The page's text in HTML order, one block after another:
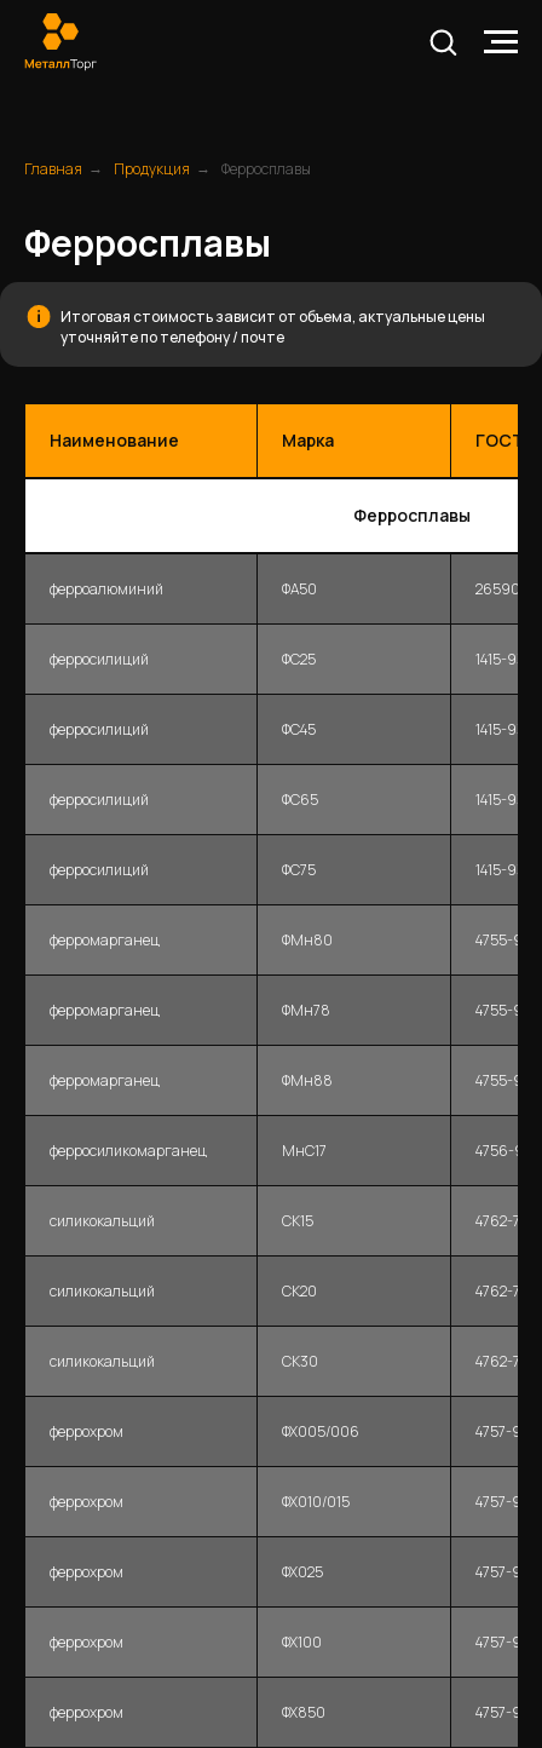
Главная → Продукция → Ферросплавы
Ферросплавы
Итоговая стоимость зависит от объема, актуальные цены
уточняйте по телефону / почте
Наименование Марка ГОСТ
Ферросплавы
ферроалюминий ФА50 26590-
ферросилиций ФС25 1415-93
ферросилиций ФС45 1415-93
ферросилиций ФС65 1415-93
ферросилиций ФС75 1415-93
ферромарганец ФМн80 4755-9
ферромарганец ФМн78 4755-91
ферромарганец ФМн88 4755-91
ферросиликомарганец МнС17 4756-91
силикокальций СК15 4762-71
силикокальций СК20 4762-71
силикокальций СК30 4762-71
феррохром ФХ005/006 4757-91
феррохром ФХ010/015 4757-91
феррохром ФХ025 4757-91
феррохром ФХ100 4757-91
феррохром ФХ850 4757-91